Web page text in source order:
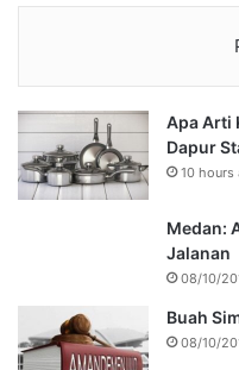
Apa Arti
Dapur
10 hours
Medan:
Jalanan
08/10/
Buah
08/10/